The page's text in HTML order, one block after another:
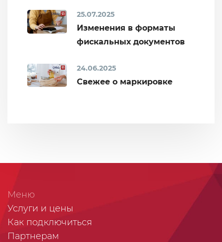
25.07.2025
Изменения в форматы
фискальных документов
24.06.2025
Свежее о маркировке
Меню
Услуги и цены
Как подключиться
Партнерам